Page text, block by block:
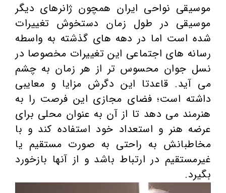
موسیقی نواحی ایران همچون ژانرهای دیگر
موسیقی در طول زمان دستخوش تغییرات
شده است اما در دهه های گذشته به واسطه
رسانه های اجتماعی این تغییرات مخصوصا در
نسل جوان محسوس تر از هر زمان به چشم
می آید. قاعدتا این دگرش مزایا و معایبی
داشته است؛ فضای مجازی این فرصت را به
هنرمند می دهد تا از آن به عنوان محلی برای
عرضه هنر و استعداد خود استفاده کند و با
مخاطبانش به راحتی به صورت مستقیم یا
غیرمستقیم در ارتباط باشد و از آنها بازخورد
بگیرد.